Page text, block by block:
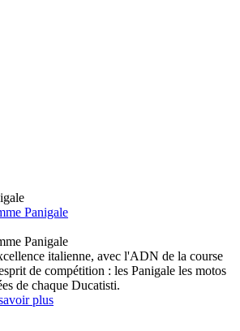
Panigale
Panigale
italienne, avec l'ADN de la course
de compétition : les Panigale les motos
de chaque Ducatisti.
plus